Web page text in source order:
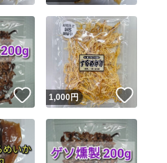
いいね！
1,000円